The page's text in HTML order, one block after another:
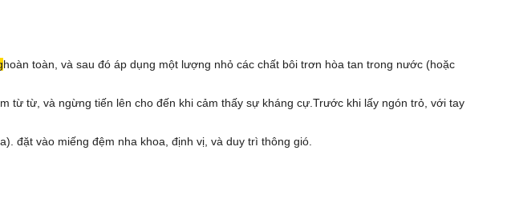
hoàn toàn, và sau đó áp dụng một lượng nhỏ các chất bôi trơn hòa tan trong nước (hoặc
từ, và ngừng tiến lên cho đến khi cảm thấy sự kháng cự.Trước khi lấy ngón trỏ, với tay
đặt vào miếng đệm nha khoa, định vị, và duy trì thông gió.